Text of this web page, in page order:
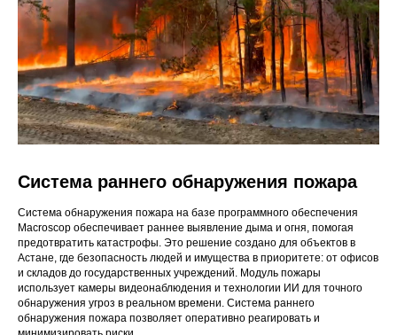
Система раннего обнаружения пожара
Система обнаружения пожара на базе программного обеспечения
Macroscop обеспечивает раннее выявление дыма и огня, помогая
предотвратить катастрофы. Это решение создано для объектов в
Астане, где безопасность людей и имущества в приоритете: от офисов
и складов до государственных учреждений. Модуль пожары
использует камеры видеонаблюдения и технологии ИИ для точного
обнаружения угроз в реальном времени. Система раннего
обнаружения пожара позволяет оперативно реагировать и